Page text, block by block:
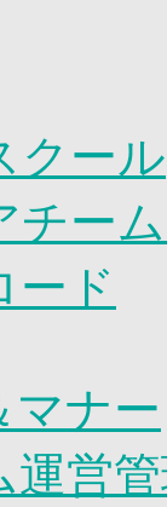
クール
チー
ード
マナー
運営